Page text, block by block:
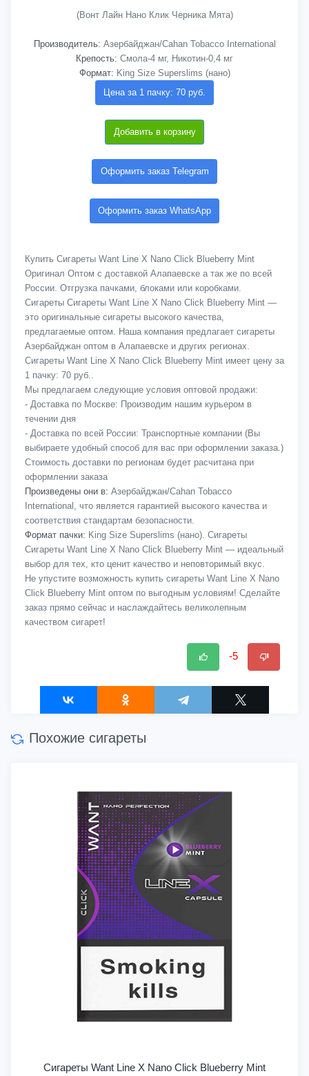
(Вонт Лайн Нано Клик Черника Мята)
Производитель: Азербайджан/Cahan Tobacco International
Крепость: Смола-4 мг, Никотин-0,4 мг
Формат: King Size Superslims (нано)
Цена за 1 пачку: 70 руб.
Добавить в корзину
Оформить заказ Telegram
Оформить заказ WhatsApp
Купить Сигареты Want Line X Nano Click Blueberry Mint
Оригинал Оптом с доставкой Алапаевске а так же по всей
России. Отгрузка пачками, блоками или коробками.
Сигареты Сигареты Want Line X Nano Click Blueberry Mint —
это оригинальные сигареты высокого качества,
предлагаемые оптом. Наша компания предлагает сигареты
Азербайджан оптом в Алапаевске и других регионах.
Сигареты Want Line X Nano Click Blueberry Mint имеет цену за
1 пачку: 70 руб..
Мы предлагаем следующие условия оптовой продажи:
- Доставка по Москве: Производим нашим курьером в
течении дня
- Доставка по всей России: Транспортные компании (Вы
выбираете удобный способ для вас при оформлении заказа.)
Стоимость доставки по регионам будет расчитана при
оформлении заказа
Произведены они в: Азербайджан/Cahan Tobacco
International, что является гарантией высокого качества и
соответствия стандартам безопасности.
Формат пачки: King Size Superslims (нано). Сигареты
Сигареты Want Line X Nano Click Blueberry Mint — идеальный
выбор для тех, кто ценит качество и неповторимый вкус.
Не упустите возможность купить сигареты Want Line X Nano
Click Blueberry Mint оптом по выгодным условиям! Сделайте
заказ прямо сейчас и наслаждайтесь великолепным
качеством сигарет!
-5
Похожие сигареты
Сигареты Want Line X Nano Click Blueberry Mint